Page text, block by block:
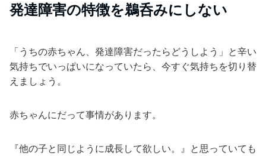
発達障害の特徴を鵜呑みにしない
「うちの赤ちゃん、発達障害だったらどうしよう」と辛い
気持ちでいっぱいになっていたら、今すぐ気持ちを切り替
えましょう。
赤ちゃんにだって事情があります。
『他の子と同じように成長して欲しい。』と思っていても